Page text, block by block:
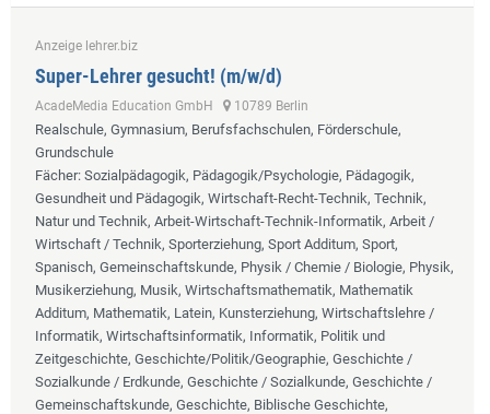
Anzeige lehrer.biz
Super-Lehrer gesucht! (m/w/d)
AcadeMedia Education GmbH 10789 Berlin
Realschule, Gymnasium, Berufsfachschulen, Förderschule,
Grundschule
Fächer: Sozialpädagogik, Pädagogik/Psychologie, Pädagogik,
Gesundheit und Pädagogik, Wirtschaft-Recht-Technik, Technik,
Natur und Technik, Arbeit-Wirtschaft-Technik-Informatik, Arbeit /
Wirtschaft / Technik, Sporterziehung, Sport Additum, Sport,
Spanisch, Gemeinschaftskunde, Physik / Chemie / Biologie, Physik,
Musikerziehung, Musik, Wirtschaftsmathematik, Mathematik
Additum, Mathematik, Latein, Kunsterziehung, Wirtschaftslehre /
Informatik, Wirtschaftsinformatik, Informatik, Politik und
Zeitgeschichte, Geschichte/Politik/Geographie, Geschichte /
Sozialkunde / Erdkunde, Geschichte / Sozialkunde, Geschichte /
Gemeinschaftskunde, Geschichte, Biblische Geschichte,